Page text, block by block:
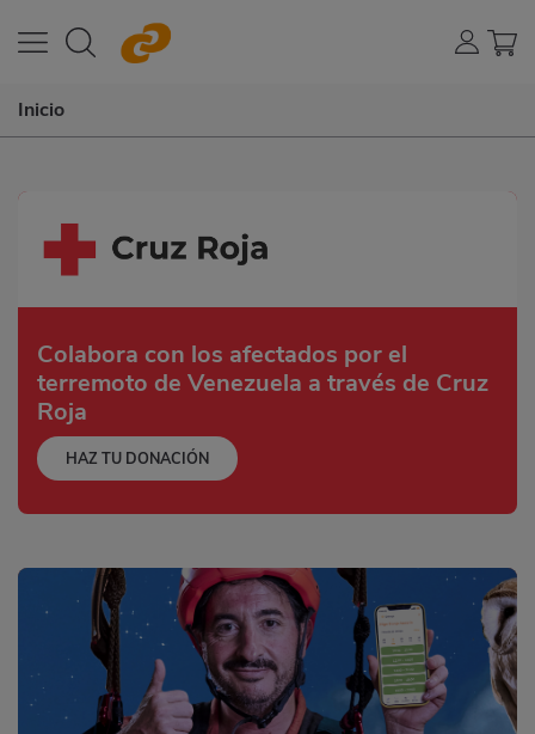
Inicio
Colabora con los afectados por el
terremoto de Venezuela a través de Cruz
Roja
HAZ TU DONACIÓN